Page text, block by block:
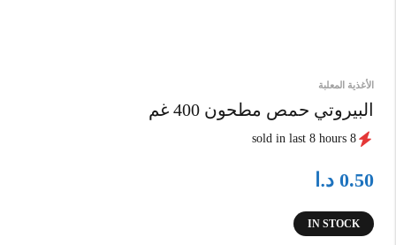
الأغذية المعلبة
البيروتي حمص مطحون 400 غم
8 sold in last 8 hours
0.50 د.ا
IN STOCK